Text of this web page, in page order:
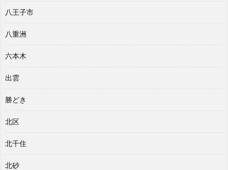
八王子市
八重洲
六本木
出雲
勝どき
北区
北千住
北砂